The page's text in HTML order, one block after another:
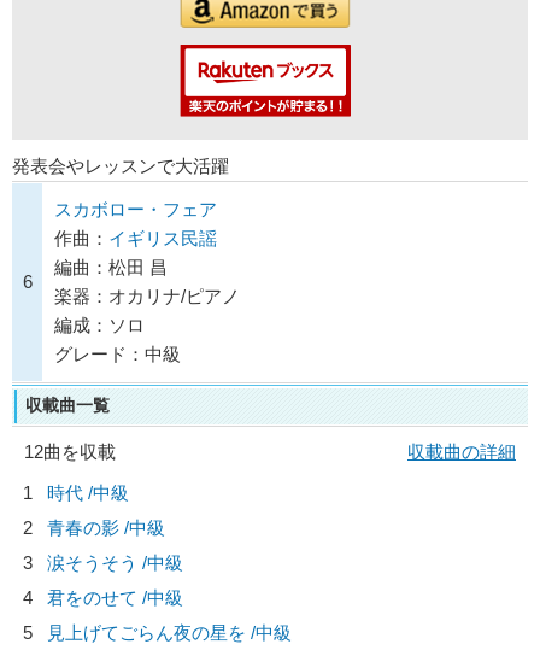
発表会やレッスンで大活躍
6
スカボロー・フェア
作曲： イギリス民謡
編曲：松田 昌
楽器：オカリナ/ピアノ
編成：ソロ
グレード：中級
収載曲一覧
12曲を収載
収載曲の詳細
1
時代 /中級
2
青春の影 /中級
3
涙そうそう /中級
4
君をのせて /中級
5
見上げてごらん夜の星を /中級